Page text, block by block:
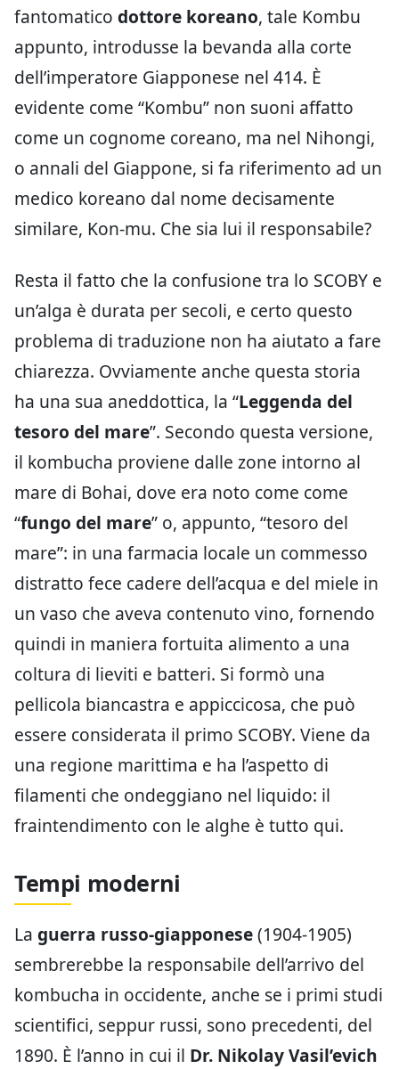
fantomatico dottore koreano, tale Kombu
appunto, introdusse la bevanda alla corte
dell’imperatore Giapponese nel 414. È
evidente come “Kombu” non suoni affatto
come un cognome coreano, ma nel Nihongi,
o annali del Giappone, si fa riferimento ad un
medico koreano dal nome decisamente
similare, Kon-mu. Che sia lui il responsabile?
Resta il fatto che la confusione tra lo SCOBY e
un’alga è durata per secoli, e certo questo
problema di traduzione non ha aiutato a fare
chiarezza. Ovviamente anche questa storia
ha una sua aneddottica, la “Leggenda del
tesoro del mare”. Secondo questa versione,
il kombucha proviene dalle zone intorno al
mare di Bohai, dove era noto come come
“fungo del mare” o, appunto, “tesoro del
mare”: in una farmacia locale un commesso
distratto fece cadere dell’acqua e del miele in
un vaso che aveva contenuto vino, fornendo
quindi in maniera fortuita alimento a una
coltura di lieviti e batteri. Si formò una
pellicola biancastra e appiccicosa, che può
essere considerata il primo SCOBY. Viene da
una regione marittima e ha l’aspetto di
filamenti che ondeggiano nel liquido: il
fraintendimento con le alghe è tutto qui.
Tempi moderni
La guerra russo-giapponese(1904-1905)
sembrerebbe la responsabile dell’arrivo del
kombucha in occidente, anche se i primi studi
scientifici, seppur russi, sono precedenti, del
1890. È l’anno in cui il Dr. Nikolay Vasil’evich